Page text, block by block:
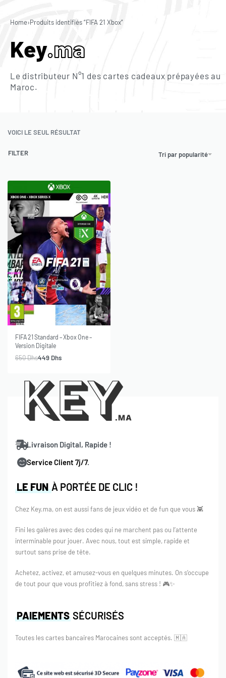
Home›Produits identifiés “FIFA 21 Xbox”
Key.ma
Le distributeur N°1 des cartes cadeaux prépayées au
Maroc.
VOICI LE SEUL RÉSULTAT
Tri par popularité
FILTER
FIFA 21 Standard – Xbox One –
Version Digitale
650Dhs449 Dhs
LE FUNÀ PORTÉE DE CLIC !
Chez Key.ma, on est aussi fans de jeux vidéo et de fun que vous 👾
Fini les galères avec des codes qui ne marchent pas ou l’attente
interminable pour jouer. Avec nous, tout est simple, rapide et
surtout sans prise de tête.
Achetez, activez, et amusez-vous en quelques minutes. On s’occupe
de tout pour que vous profitiez à fond, sans stress ! 🎮✨
Livraison Digital, Rapide !
Service Client 7j/7.
PAIEMENTS SÉCURISÉS
Toutes les cartes bancaires Marocaines sont acceptés. 🇲🇦